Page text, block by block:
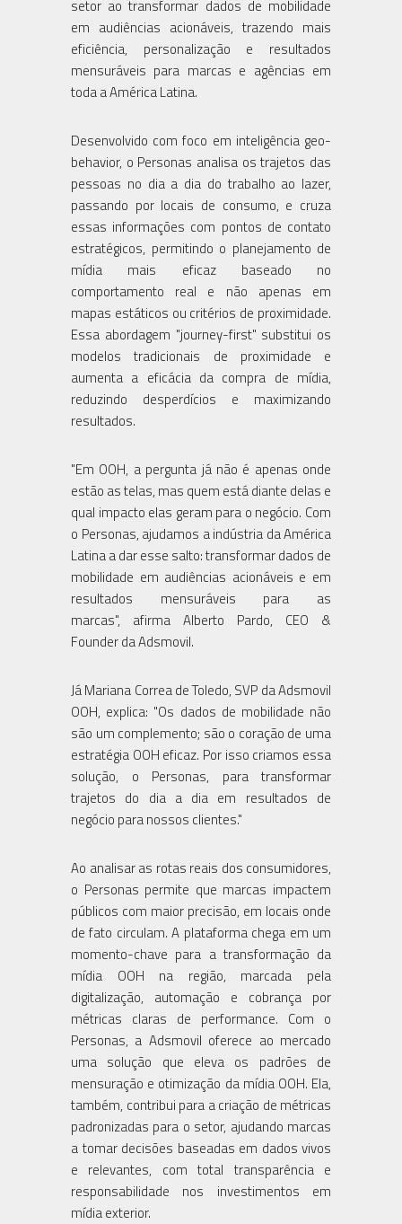
setor ao transformar dados de mobilidade
em audiências acionáveis, trazendo mais
eficiência, personalização e resultados
mensuráveis para marcas e agências em
toda a América Latina.
Desenvolvido com foco em inteligência geo-
behavior, o Personas analisa os trajetos das
pessoas no dia a dia do trabalho ao lazer,
passando por locais de consumo, e cruza
essas informações com pontos de contato
estratégicos, permitindo o planejamento de
mídia mais eficaz baseado no
comportamento real e não apenas em
mapas estáticos ou critérios de proximidade.
Essa abordagem "journey-first" substitui os
modelos tradicionais de proximidade e
aumenta a eficácia da compra de mídia,
reduzindo desperdícios e maximizando
resultados.
"Em OOH, a pergunta já não é apenas onde
estão as telas, mas quem está diante delas e
qual impacto elas geram para o negócio. Com
o Personas, ajudamos a indústria da América
Latina a dar esse salto: transformar dados de
mobilidade em audiências acionáveis e em
resultados mensuráveis para as
marcas", afirma Alberto Pardo, CEO &
Founder da Adsmovil.
Já Mariana Correa de Toledo, SVP da Adsmovil
OOH, explica: "Os dados de mobilidade não
são um complemento; são o coração de uma
estratégia OOH eficaz. Por isso criamos essa
solução, o Personas, para transformar
trajetos do dia a dia em resultados de
negócio para nossos clientes."
Ao analisar as rotas reais dos consumidores,
o Personas permite que marcas impactem
públicos com maior precisão, em locais onde
de fato circulam. A plataforma chega em um
momento-chave para a transformação da
mídia OOH na região, marcada pela
digitalização, automação e cobrança por
métricas claras de performance. Com o
Personas, a Adsmovil oferece ao mercado
uma solução que eleva os padrões de
mensuração e otimização da mídia OOH. Ela,
também, contribui para a criação de métricas
padronizadas para o setor, ajudando marcas
a tomar decisões baseadas em dados vivos
e relevantes, com total transparência e
responsabilidade nos investimentos em
mídia exterior.